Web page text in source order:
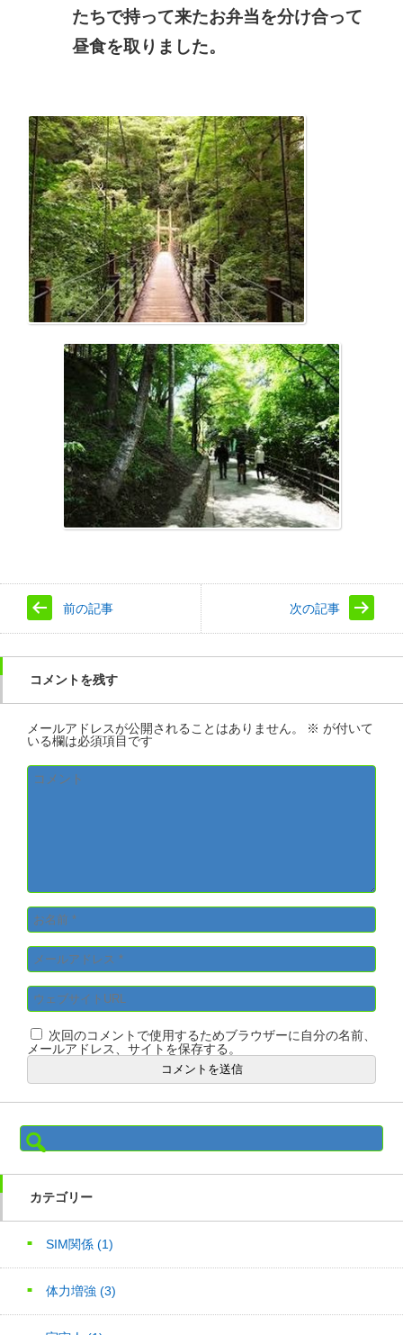
たちで持って来たお弁当を分け合って
昼食を取りました。
前の記事 次の記事
コメントを残す
メールアドレスが公開されることはありません。 ※ が付いて
いる欄は必須項目です
次回のコメントで使用するためブラウザーに自分の名前、
メールアドレス、サイトを保存する。
検
索:
カテゴリー
SIM関係 (1)
体力増強 (3)